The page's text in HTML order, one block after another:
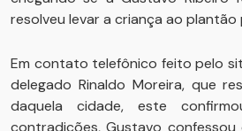
resolveu levar a criança ao plantão
Em contato telefônico feito pelo
delegado Rinaldo Moreira, que
daquela cidade, este
contradições, Gustavo